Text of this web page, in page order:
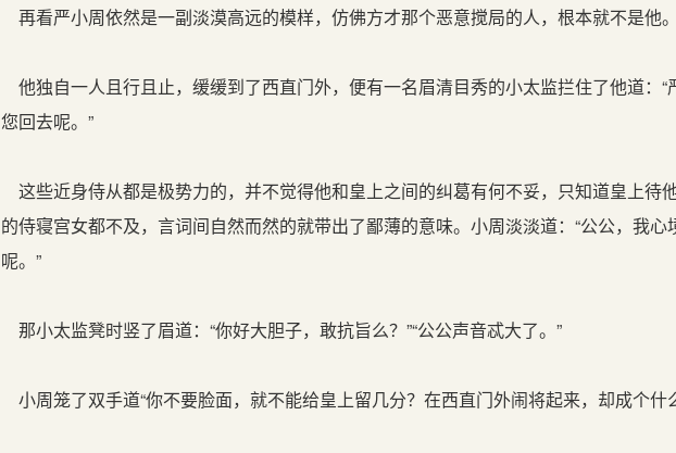
再看严小周依然是一副淡漠高远的模样，仿佛方才那个恶意搅局的人，根本就不是他。
他独自一人且行且止，缓缓到了西直门外，便有一名眉清目秀的小太监拦住了他道：“
您回去呢。”
这些近身侍从都是极势力的，并不觉得他和皇上之间的纠葛有何不妥，只知道皇上待
的侍寝宫女都不及，言词间自然而然的就带出了鄙薄的意味。小周淡淡道：“公公，我心
呢。”
那小太监凳时竖了眉道：“你好大胆子，敢抗旨么？”“公公声音忒大了。”
小周笼了双手道“你不要脸面，就不能给皇上留几分？在西直门外闹将起来，却成个什